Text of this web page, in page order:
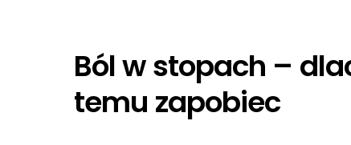
Ból w stopach –
temu zapobiec